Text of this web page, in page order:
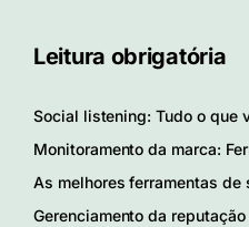
Leitura obrigatória
Social listening: Tudo o que
Monitoramento da marca:
As melhores ferramentas de
Gerenciamento da